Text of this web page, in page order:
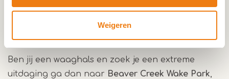
Weigeren
lekkernijen scoren bij de IJssalon vanClevers.
Watersport
Ben jij een waaghals en zoek je een extreme
uitdaging ga dan naar Beaver Creek Wake Park,